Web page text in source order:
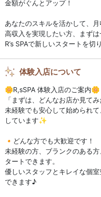
金額がぐんとアップ！
あなたのスキルを活かして、
高収入を実現したい方、まず
R’s SPAで新しいスタートを切
体験入店について
🌼R,sSPA 体験入店のご案内🌼
「まずは、どんなお店か見て
未経験でも安心して始められ
しています✨
🔸どんな方でも大歓迎です！
未経験の方、ブランクのある
タートできます。
優しいスタッフとキレイな個
できます♪